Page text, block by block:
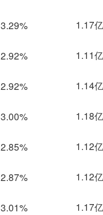
3.29% 1.17亿
2.92% 1.11亿
2.92% 1.14亿
3.00% 1.18亿
2.85% 1.12亿
2.87% 1.12亿
3.01% 1.17亿